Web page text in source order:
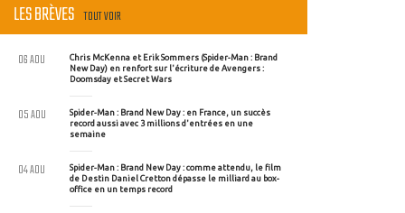
LES BRÈVES TOUT VOIR
Chris McKenna et Erik Sommers (Spider-Man : Brand
New Day) en renfort sur l'écriture de Avengers :
Doomsday et Secret Wars
06 AOU
Spider-Man : Brand New Day : en France, un succès
record aussi avec 3 millions d'entrées en une
semaine
05 AOU
Spider-Man : Brand New Day : comme attendu, le film
de Destin Daniel Cretton dépasse le milliard au box-
office en un temps record
04 AOU